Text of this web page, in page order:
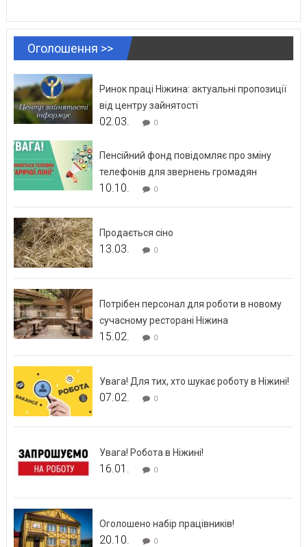
Оголошення >>
Ринок праці Ніжина: актуальні пропозиції
від центру зайнятості
02.03. 0
Пенсійний фонд повідомляє про зміну
телефонів для звернень громадян
10.10. 0
Продається сіно
13.03. 0
Потрібен персонал для роботи в новому
сучасному ресторані Ніжина
15.02. 0
Увага! Для тих, хто шукає роботу в Ніжині!
07.02. 0
Увага! Робота в Ніжині!
16.01. 0
Оголошено набір працівників!
20.10. 0